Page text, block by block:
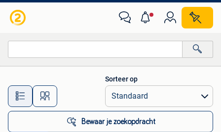
Alle afstanden…
Sorteer op
Bewaar je zoekopdracht